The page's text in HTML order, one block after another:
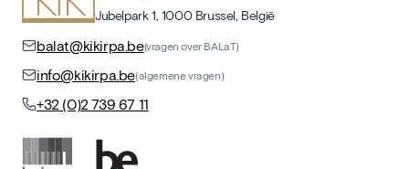
Jubelpark 1, 1000 Brussel, België
balat@kikirpa.be(vragen over BALaT)
info@kikirpa.be(algemene vragen)
+32 (0)2 739 67 11